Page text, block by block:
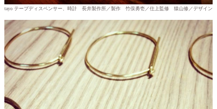
tayo テープディスペンサー、時計 長井製作所／製作 竹俣勇壱／仕上監修 猿山修／デザイン